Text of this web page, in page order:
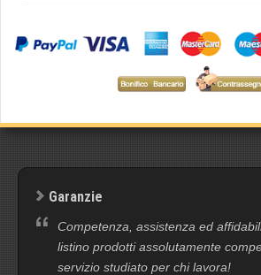
Garanzie
Competenza, assistenza ed
listino prodotti assolutamente
servizio studiato per chi lavora!